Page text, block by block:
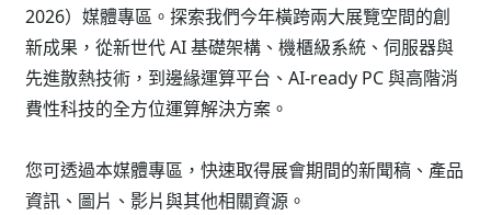
2026）媒體專區。探索我們今年橫跨兩大展覽空間的創
新成果，從新世代 AI 基礎架構、機櫃級系統、伺服器與
先進散熱技術，到邊緣運算平台、AI-ready PC 與高階消
費性科技的全方位運算解決方案。
您可透過本媒體專區，快速取得展會期間的新聞稿、產品
資訊、圖片、影片與其他相關資源。